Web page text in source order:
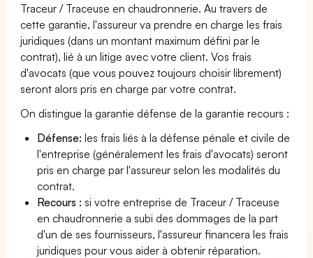
Traceur / Traceuse en chaudronnerie. Au travers de
cette garantie, l'assureur va prendre en charge les frais
juridiques (dans un montant maximum défini par le
contrat), lié à un litige avec votre client. Vos frais
d'avocats (que vous pouvez toujours choisir librement)
seront alors pris en charge par votre contrat.
On distingue la garantie défense de la garantie recours :
Défense: les frais liés à la défense pénale et civile de
l'entreprise (généralement les frais d'avocats) seront
pris en charge par l'assureur selon les modalités du
contrat.
Recours : si votre entreprise de Traceur / Traceuse
en chaudronnerie a subi des dommages de la part
d'un de ses fournisseurs, l'assureur financera les frais
juridiques pour vous aider à obtenir réparation.